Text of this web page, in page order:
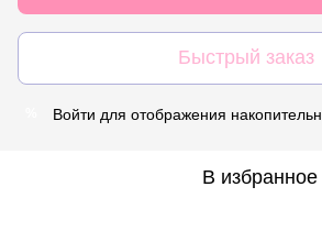
Быстрый заказ
Войти для отображения
В избранное